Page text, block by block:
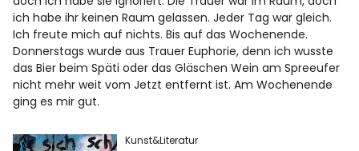
Über uns
FacebookInstagram
ich habe ihr keinen Raum gelassen. Jeder Tag war gleich.
Ich freute mich auf nichts. Bis auf das Wochenende.
Donnerstags wurde aus Trauer Euphorie, denn ich wusste
das Bier beim Späti oder das Gläschen Wein am Spreeufer
nicht mehr weit vom Jetzt entfernt ist. Am Wochenende
ging es mir gut.
Kunst&Literatur